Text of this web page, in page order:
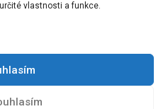
vlastnosti a funkce.